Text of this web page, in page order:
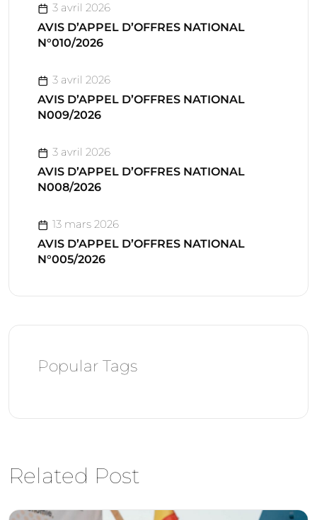
3 avril 2026
AVIS D’APPEL D’OFFRES NATIONAL
N°010/2026
3 avril 2026
AVIS D’APPEL D’OFFRES NATIONAL
N009/2026
3 avril 2026
AVIS D’APPEL D’OFFRES NATIONAL
N008/2026
13 mars 2026
AVIS D’APPEL D’OFFRES NATIONAL
N°005/2026
Popular Tags
Related Post